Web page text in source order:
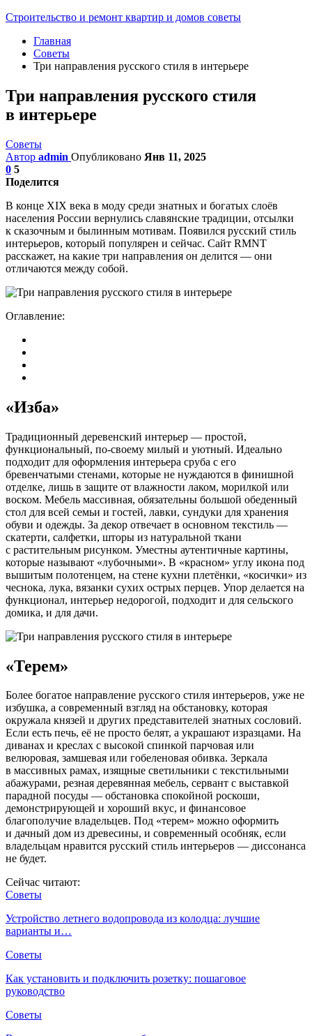
Строительство и ремонт квартир и домов советы
Главная
Советы
Три направления русского стиля в интерьере
Три направления русского стиля
в интерьере
Советы
Автор admin Опубликовано Янв 11, 2025
0 5
Поделится
В конце XIX века в моду среди знатных и богатых слоёв
населения России вернулись славянские традиции, отсылки
к сказочным и былинным мотивам. Появился русский стиль
интерьеров, который популярен и сейчас. Сайт RMNT
расскажет, на какие три направления он делится — они
отличаются между собой.
Оглавление:
«Изба»
Традиционный деревенский интерьер — простой,
функциональный, по-своему милый и уютный. Идеально
подходит для оформления интерьера сруба с его
бревенчатыми стенами, которые не нуждаются в финишной
отделке, лишь в защите от влажности лаком, морилкой или
воском. Мебель массивная, обязательны большой обеденный
стол для всей семьи и гостей, лавки, сундуки для хранения
обуви и одежды. За декор отвечает в основном текстиль —
скатерти, салфетки, шторы из натуральной ткани
с растительным рисунком. Уместны аутентичные картины,
которые называют «лубочными». В «красном» углу икона под
вышитым полотенцем, на стене кухни плетёнки, «косички» из
чеснока, лука, вязанки сухих острых перцев. Упор делается на
функционал, интерьер недорогой, подходит и для сельского
домика, и для дачи.
«Терем»
Более богатое направление русского стиля интерьеров, уже не
избушка, а современный взгляд на обстановку, которая
окружала князей и других представителей знатных сословий.
Если есть печь, её не просто белят, а украшают изразцами. На
диванах и креслах с высокой спинкой парчовая или
велюровая, замшевая или гобеленовая обивка. Зеркала
в массивных рамах, изящные светильники с текстильными
абажурами, резная деревянная мебель, сервант с выставкой
парадной посуды — обстановка спокойной роскоши,
демонстрирующей и хороший вкус, и финансовое
благополучие владельцев. Под «терем» можно оформить
и дачный дом из древесины, и современный особняк, если
владельцам нравится русский стиль интерьеров — диссонанса
не будет.
Сейчас читают:
Советы
Устройство летнего водопровода из колодца: лучшие
варианты и…
Советы
Как установить и подключить розетку: пошаговое
руководство
Советы